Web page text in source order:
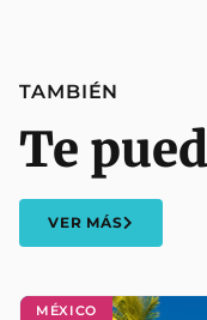
MÉXICO
TAMBIÉN
Te
VER MÁS